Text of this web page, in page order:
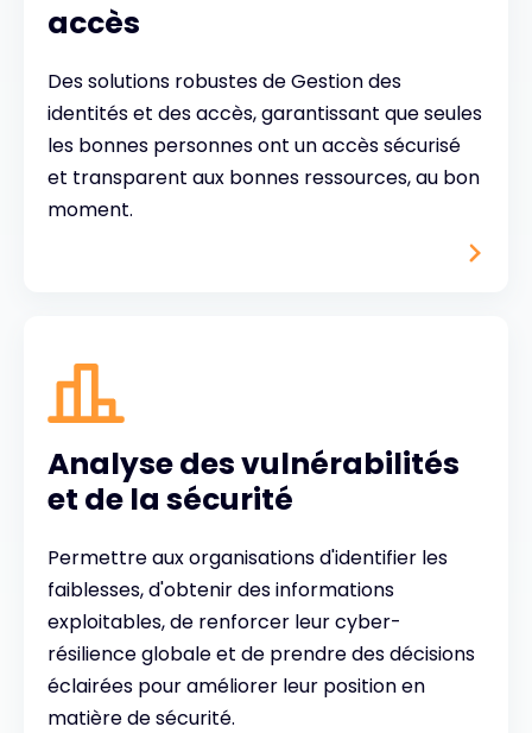
accès
Des solutions robustes de Gestion des
identités et des accès, garantissant que seules
les bonnes personnes ont un accès sécurisé
et transparent aux bonnes ressources, au bon
moment.
Analyse des vulnérabilités
et de la sécurité
Permettre aux organisations d'identifier les
faiblesses, d'obtenir des informations
exploitables, de renforcer leur cyber-
résilience globale et de prendre des décisions
éclairées pour améliorer leur position en
matière de sécurité.